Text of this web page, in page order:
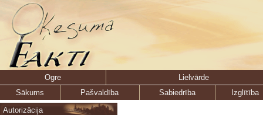
Ogre
Lielvārde
Sākums
Pašvaldība Sabiedrība
Izglītība
Autorizācija